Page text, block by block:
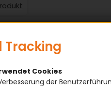
Tracking
Cookies
der